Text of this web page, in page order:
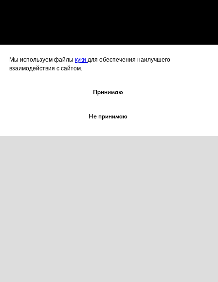
Мы используем файлы куки для обеспечения наилучшего
взаимодействия с сайтом.
Принимаю
Не принимаю